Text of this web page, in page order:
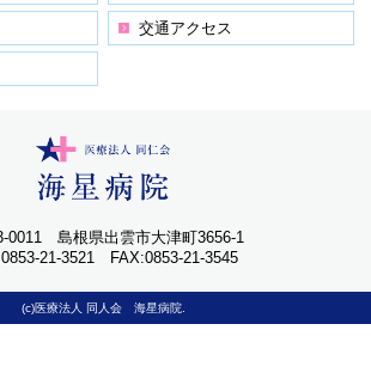
交通アクセス
0011 島根県出雲市大津町3656-1
21-3521 FAX:0853-21-3545
(c)医療法人 同人会 海星病院.